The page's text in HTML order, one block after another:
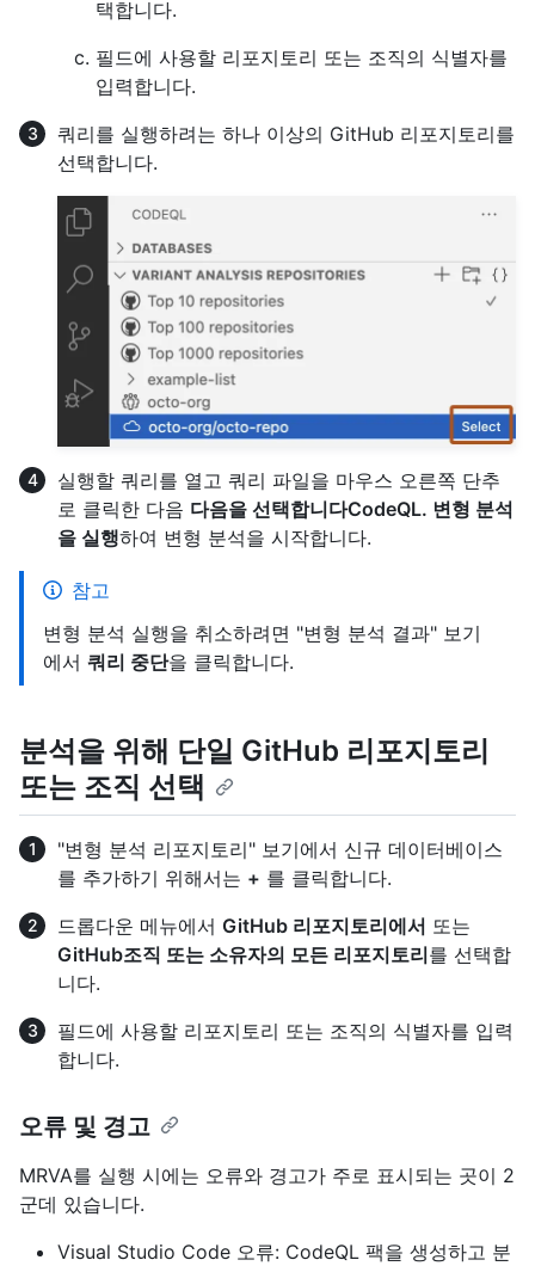
택합니다.
필드에 사용할 리포지토리 또는 조직의 식별자를
입력합니다.
쿼리를 실행하려는 하나 이상의 GitHub 리포지토리를
선택합니다.
실행할 쿼리를 열고 쿼리 파일을 마우스 오른쪽 단추
로 클릭한 다음 다음을 선택합니다CodeQL. 변형 분석
을 실행하여 변형 분석을 시작합니다.
참고
변형 분석 실행을 취소하려면 "변형 분석 결과" 보기
에서 쿼리 중단을 클릭합니다.
분석을 위해 단일 GitHub 리포지토리
또는 조직 선택
"변형 분석 리포지토리" 보기에서 신규 데이터베이스
를 추가하기 위해서는 + 를 클릭합니다.
드롭다운 메뉴에서 GitHub 리포지토리에서 또는
GitHub조직 또는 소유자의 모든 리포지토리를 선택합
니다.
필드에 사용할 리포지토리 또는 조직의 식별자를 입력
합니다.
오류 및 경고
MRVA를 실행 시에는 오류와 경고가 주로 표시되는 곳이 2
군데 있습니다.
Visual Studio Code 오류: CodeQL 팩을 생성하고 분